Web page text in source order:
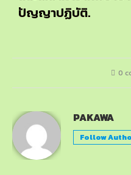
ปัญญาปฏิบัติ.
0
PAKAWA
Follow